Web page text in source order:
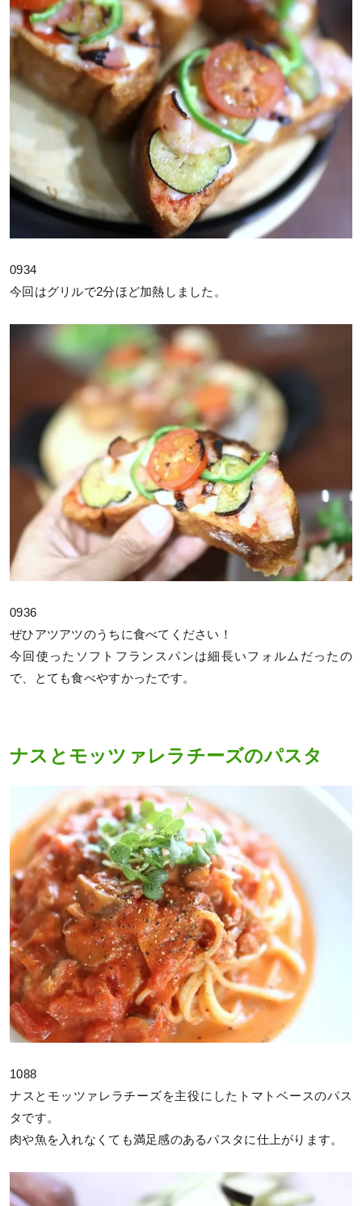
0934
今回はグリルで2分ほど加熱しました。
0936
ぜひアツアツのうちに食べてください！
今回使ったソフトフランスパンは細長いフォルムだったの
で、とても食べやすかったです。
ナスとモッツァレラチーズのパスタ
1088
ナスとモッツァレラチーズを主役にしたトマトベースのパス
タです。
肉や魚を入れなくても満足感のあるパスタに仕上がります。